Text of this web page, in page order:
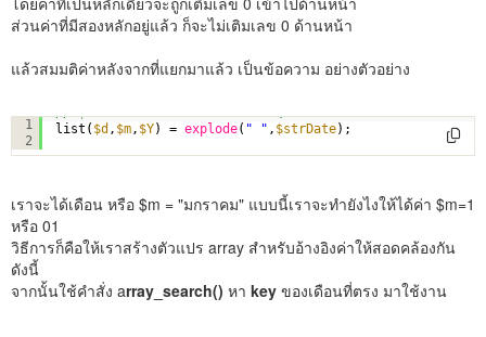
ส่วนค่าที่มีสองหลักอยู่แล้ว ก็จะไม่เติมเลข 0 ด้านหน้า
แล้วสมมติค่าหลังจากที่แยกมาแล้ว เป็นข้อความ อย่างตัวอย่าง
1
2
list( $d , $m , $Y) = explode( " " , $strDate);
เราจะได้เดือน หรือ $m = "มกราคม" แบบนี้เราจะทำยังไงให้ได้ค่า $m=1
หรือ 01
วิธีการก็คือให้เราสร้างตัวแปร array สำหรับอ้างอิงค่าให้สอดคล้องกัน
ดังนี้
จากนั้นใช้คำสั่ง array_search() หา key ของเดือนที่ตรง มาใช้งาน